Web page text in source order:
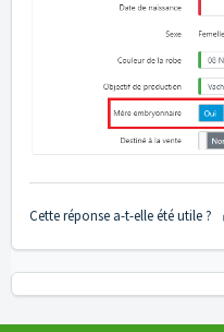
Cette réponse a-t-elle été utile ?